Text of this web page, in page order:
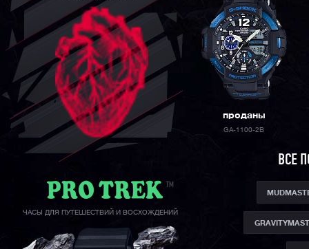
ЧАСЫ ДЛЯ ПУТЕШЕСТВИЙ И ВОСХОЖДЕНИЙ
проданы
GA-1100-2B
ВСЕ